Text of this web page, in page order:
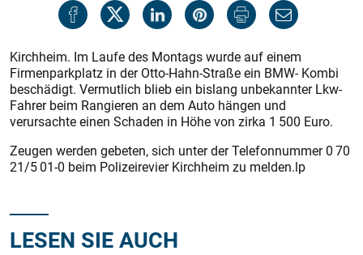
Kirchheim. Im Laufe des Montags wurde auf einem
Firmenparkplatz in der Otto-Hahn-Straße ein BMW- Kombi
beschädigt. Vermutlich blieb ein bislang unbekannter Lkw-
Fahrer beim Rangieren an dem Auto hängen und
verursachte einen Schaden in Höhe von zirka 1 500 Euro.
Zeugen werden gebeten, sich unter der Telefonnummer 0 70
21/5 01-0 beim Polizeirevier Kirchheim zu melden.lp
LESEN SIE AUCH